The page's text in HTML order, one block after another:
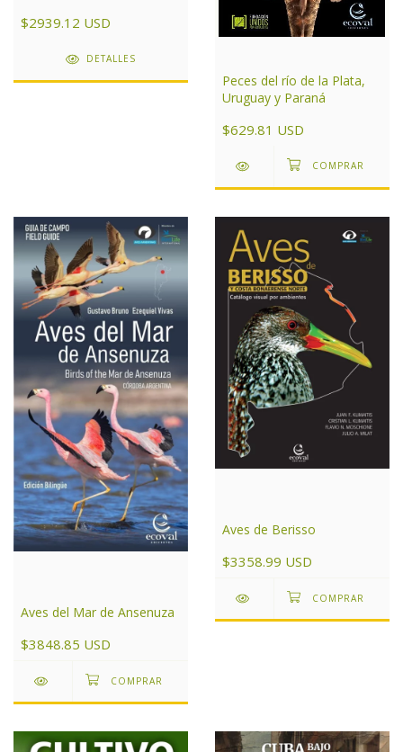
$2939.12 USD
DETALLES
Peces del río de la Plata,
Uruguay y Paraná
$629.81 USD
Aves del Mar de Ansenuza
$3848.85 USD
Aves de Berisso
$3358.99 USD